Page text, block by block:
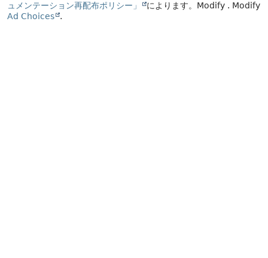
ュメンテーション再配布ポリシー」
によります。 Modify . Modify
Ad Choices
.